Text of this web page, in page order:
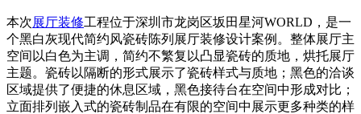
本次展厅装修工程位于深圳市龙岗区坂田星河WORLD，是一
个黑白灰现代简约风瓷砖陈列展厅装修设计案例。整体展厅主
空间以白色为主调，简约不繁复以凸显瓷砖的质地，烘托展厅
主题。瓷砖以隔断的形式展示了瓷砖样式与质地；黑色的洽谈
区域提供了便捷的休息区域，黑色接待台在空间中形成对比；
立面排列嵌入式的瓷砖制品在有限的空间中展示更多种类的样